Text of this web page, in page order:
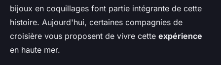
bijoux en coquillages font partie intégrante de cette
histoire. Aujourd'hui, certaines compagnies de
croisière vous proposent de vivre cette expérience
en haute mer.